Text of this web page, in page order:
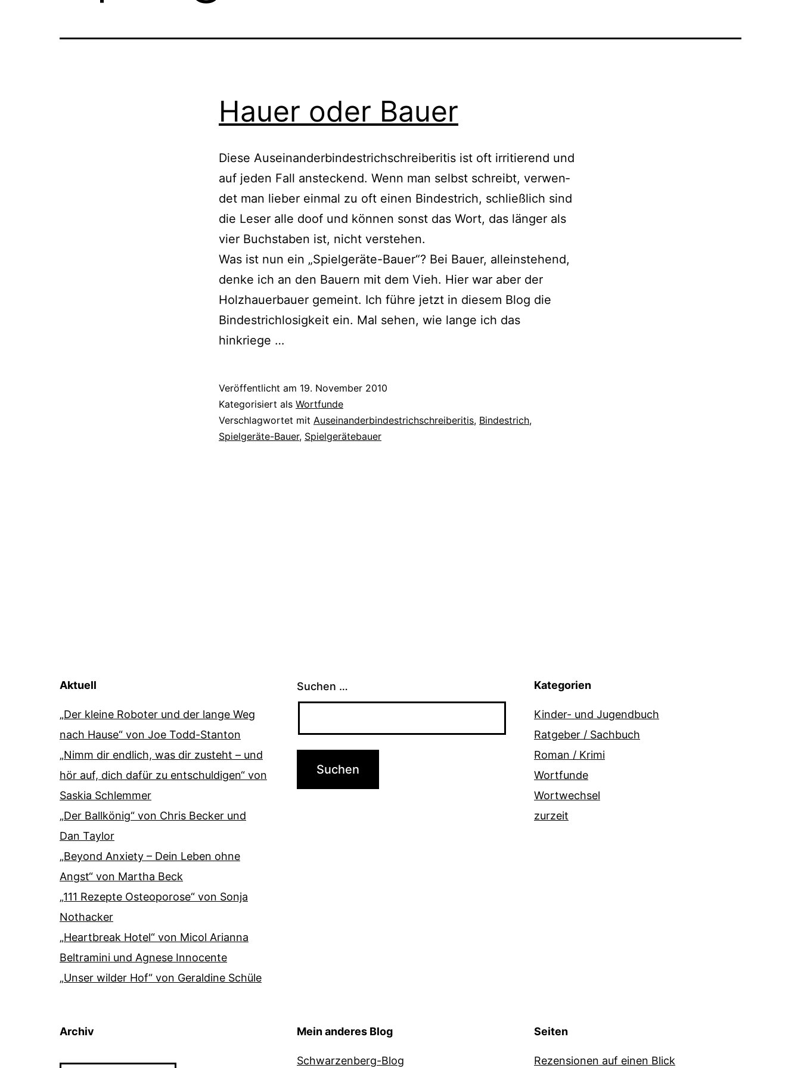
Hauer oder Bauer
Diese Auseinanderbindestrichschreiberitis ist oft irri­tie­rend und
auf jeden Fall anste­ckend. Wenn man selbst schreibt, ver­wen­
det man lie­ber ein­mal zu oft einen Bindestrich, schließ­lich sind
die Leser alle doof und kön­nen sonst das Wort, das län­ger als
vier Buchstaben ist, nicht verstehen.
Was ist nun ein „Spielgeräte-Bauer“? Bei Bauer, allein­ste­hend,
den­ke ich an den Bauern mit dem Vieh. Hier war aber der
Holzhauerbauer gemeint. Ich füh­re jetzt in die­sem Blog die
Bindestrichlosigkeit ein. Mal sehen, wie lan­ge ich das
hinkriege …
Veröffentlicht am 19. November 2010
Kategorisiert als Wortfunde
Verschlagwortet mit Auseinanderbindestrichschreiberitis, Bindestrich,
Spielgeräte-Bauer, Spielgerätebauer
Aktuell
„Der kleine Roboter und der lange Weg
nach Hause“ von Joe Todd-Stanton
„Nimm dir endlich, was dir zusteht – und
hör auf, dich dafür zu entschuldigen“ von
Saskia Schlemmer
„Der Ballkönig“ von Chris Becker und
Dan Taylor
„Beyond Anxiety – Dein Leben ohne
Angst“ von Martha Beck
„111 Rezepte Osteoporose“ von Sonja
Nothacker
„Heartbreak Hotel“ von Micol Arianna
Beltramini und Agnese Innocente
„Unser wilder Hof“ von Geraldine Schüle
Suchen … Kategorien
Kinder- und Jugendbuch
Ratgeber / Sachbuch
Roman / Krimi
Wortfunde
Wortwechsel
zurzeit
Archiv Mein anderes Blog
Schwarzenberg-Blog
Seiten
Rezensionen auf einen Blick